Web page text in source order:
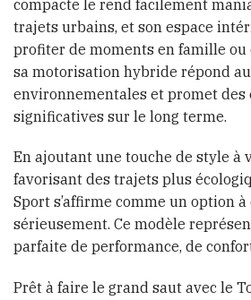
compacte le rend facilement
trajets urbains, et son espace
profiter de moments en famille ou
sa motorisation hybride répond
environnementales et promet des
significatives sur le long terme.
En ajoutant une touche de style à
favorisant des trajets plus
Sport s’affirme comme un option
sérieusement. Ce modèle
parfaite de performance, de
Prêt à faire le grand saut avec le